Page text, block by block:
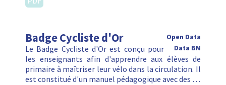
Badge Cycliste d'Or
Open Data
Data BM
Le Badge Cycliste d'Or est conçu pour
les enseignants afin d'apprendre aux élèves de
primaire à maîtriser leur vélo dans la circulation. Il
est constitué d'un manuel pédagogique avec des …